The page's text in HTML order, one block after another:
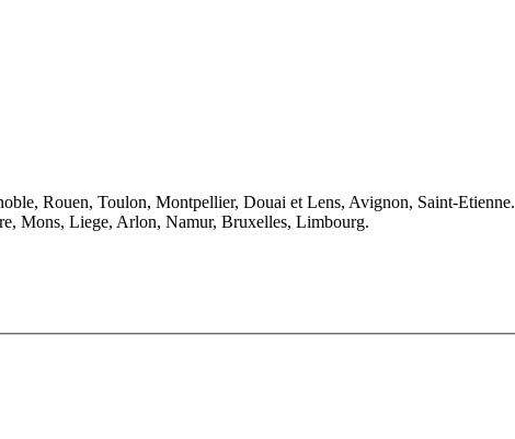
Rouen, Toulon, Montpellier, Douai et Lens, Avignon, Saint-Etienne.
Mons, Liege, Arlon, Namur, Bruxelles, Limbourg.